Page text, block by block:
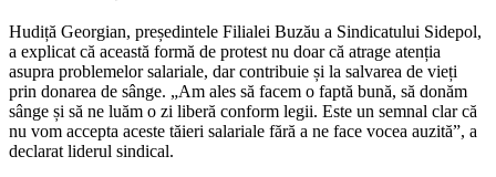
Hudiță Georgian, președintele Filialei Buzău a Sindicatului Sidepol,
a explicat că această formă de protest nu doar că atrage atenția
asupra problemelor salariale, dar contribuie și la salvarea de vieți
prin donarea de sânge. „Am ales să facem o faptă bună, să donăm
sânge și să ne luăm o zi liberă conform legii. Este un semnal clar că
nu vom accepta aceste tăieri salariale fără a ne face vocea auzită”, a
declarat liderul sindical.